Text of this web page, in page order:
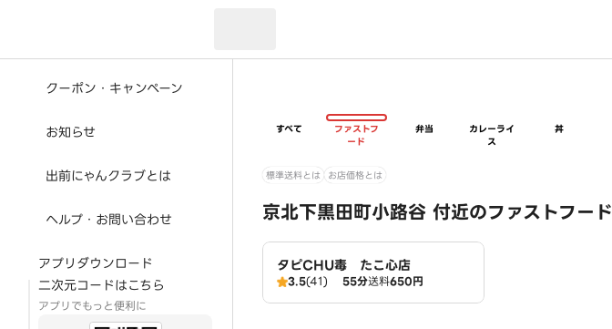
クーポン・キャンペーン
お知らせ
出前にゃんクラブとは
ヘルプ・お問い合わせ
アプリダウンロード
二次元コードはこちら
アプリでもっと便利に
すべて
ファストフ
ード
弁当
カレーライ
ス
丼
標準送料とは お店価格とは
京北下黒田町小路谷 付近のファストフード
タピCHU毒 たこ心店
3.5(41) 55分送料650円